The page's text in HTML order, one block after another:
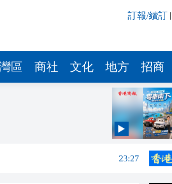
訂報/續訂
區 商社 文化 地方 招商
23:32
23:27